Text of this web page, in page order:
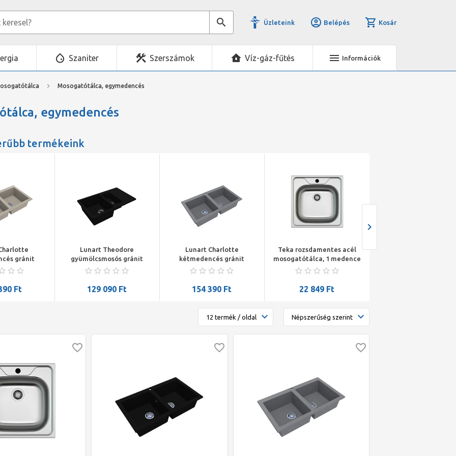
Üzleteink Belépés Kosár
Szaniter Szerszámok Víz-gáz-fűtés Információk
Mosogatótálca, egymedencés
egymedencés
termékeink
gránit
Ft
Lunart Theodore
gyümölcsmosós gránit
mosogató csepptálcával
129 090 Ft
Lunart Charlotte
kétmedencés gránit
mosogató 870x500x199
154 390 Ft
Teka rozsdamentes acél
mosogatótálca, 1 medence
, EVO2 1B 480x480 mm
22 849 Ft